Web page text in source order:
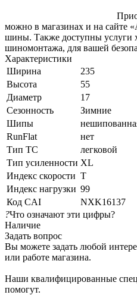
Приобрести
можно в магазинах и на сайте
шины. Также доступны услуги
шиномонтажа, для вашей
Характеристики
Ширина
235
Высота
55
Диаметр
17
Сезонность
Зимние
Шипы
RunFlat
нет
Тип ТС
легковой
Тип усиленности XL
Индекс скорости T
Индекс нагрузки 99
Код CAI
NXK16137
?Что означают эти цифры?
Наличие
Задать вопрос
Вы можете задать любой
или работе магазина.
Наши квалифицированные
помогут.